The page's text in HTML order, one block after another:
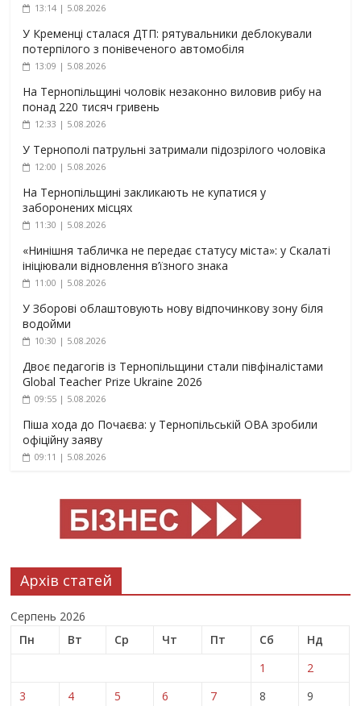
13:14 | 5.08.2026
У Кременці сталася ДТП: рятувальники деблокували
потерпілого з понівеченого автомобіля
13:09 | 5.08.2026
На Тернопільщині чоловік незаконно виловив рибу на
понад 220 тисяч гривень
12:33 | 5.08.2026
У Тернополі патрульні затримали підозрілого чоловіка
12:00 | 5.08.2026
На Тернопільщині закликають не купатися у
заборонених місцях
11:30 | 5.08.2026
«Нинішня табличка не передає статусу міста»: у Скалаті
ініціювали відновлення в’їзного знака
11:00 | 5.08.2026
У Зборові облаштовують нову відпочинкову зону біля
водойми
10:30 | 5.08.2026
Двоє педагогів із Тернопільщини стали півфіналістами
Global Teacher Prize Ukraine 2026
09:55 | 5.08.2026
Піша хода до Почаєва: у Тернопільській ОВА зробили
офіційну заяву
09:11 | 5.08.2026
Архів статей
Серпень 2026
Пн
Вт Ср Чт Пт Сб
Нд
1
2
3
4 5 6 7 8
9